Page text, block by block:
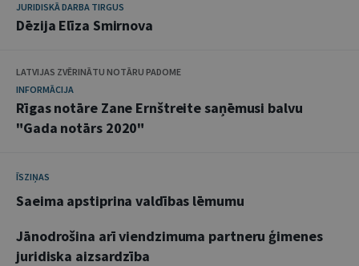
JURIDISKĀ DARBA TIRGUS
Dēzija Elīza Smirnova
LATVIJAS ZVĒRINĀTU NOTĀRU PADOME
INFORMĀCIJA
Rīgas notāre Zane Ernštreite saņēmusi balvu
"Gada notārs 2020"
ĪSZIŅAS
Saeima apstiprina valdības lēmumu
Jānodrošina arī viendzimuma partneru ģimenes
juridiska aizsardzība